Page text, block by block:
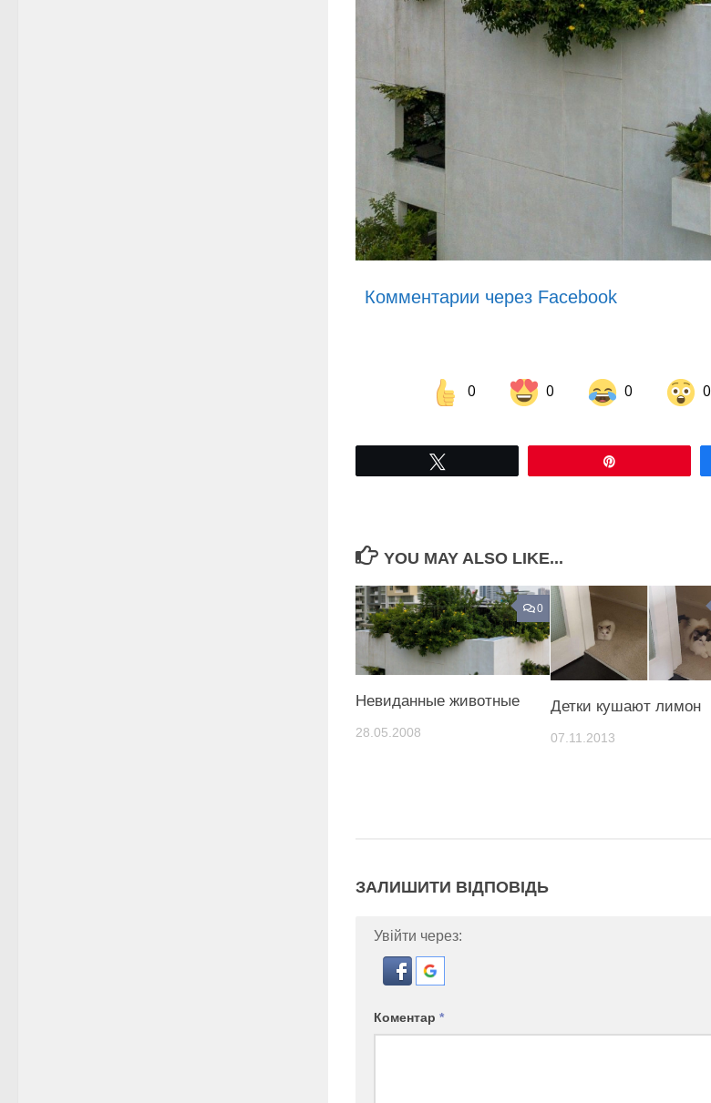
Комментарии через Facebook
0 0 0 0
Share on Facebook Share on LinkedIn
YOU MAY ALSO LIKE...
0
Невиданные животные
28.05.2008
Детки кушают лимон
07.11.2013
ЗАЛИШИТИ ВІДПОВІДЬ
Увійти через:
Коментар *